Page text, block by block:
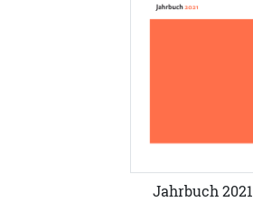
Jahrbuch 2021